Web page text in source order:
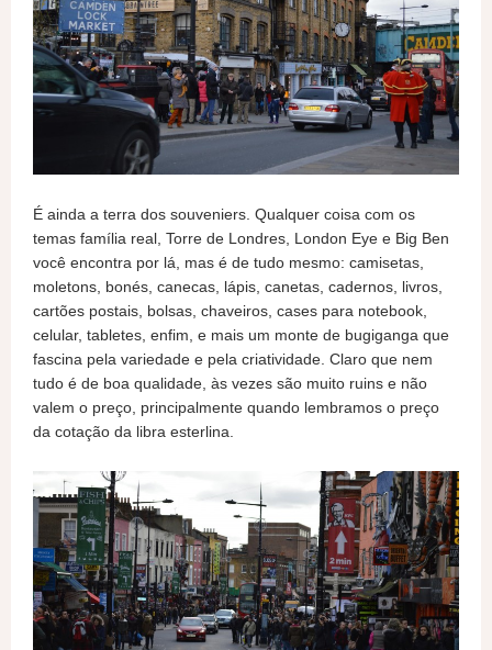
É ainda a terra dos souveniers. Qualquer coisa com os
temas família real, Torre de Londres, London Eye e Big Ben
você encontra por lá, mas é de tudo mesmo: camisetas,
moletons, bonés, canecas, lápis, canetas, cadernos, livros,
cartões postais, bolsas, chaveiros, cases para notebook,
celular, tabletes, enfim, e mais um monte de bugiganga que
fascina pela variedade e pela criatividade. Claro que nem
tudo é de boa qualidade, às vezes são muito ruins e não
valem o preço, principalmente quando lembramos o preço
da cotação da libra esterlina.